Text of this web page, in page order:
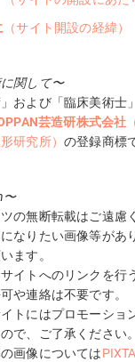
（サイト開設の経緯）
関して〜
」および「臨床美術士
芸造研株式会社
研究所） の登録商標
〜
の無断転載はご遠慮
なりたい画像等があ
ます。
イトへのリンクを行
や連絡は不要です。
トにはプロモーショ
で、ご了承ください。
画像についてはPIXTA